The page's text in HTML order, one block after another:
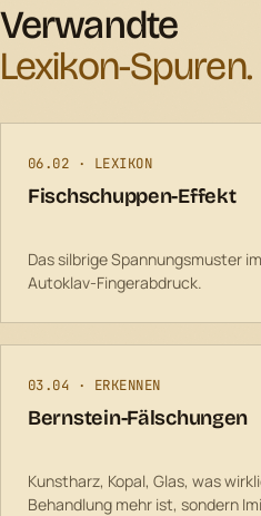
Verwandte
Lexikon-Spuren.
06.02 · LEXIKON
Fischschuppen-Effekt
Das silbrige Spannungsmuster
Autoklav-Fingerabdruck.
03.04 · ERKENNEN
Bernstein-Fälschungen
Kunstharz, Kopal, Glas, was
Behandlung mehr ist, sondern